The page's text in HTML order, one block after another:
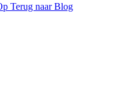
Terug naar Blog